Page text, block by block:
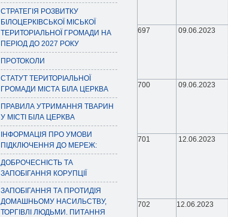
СТРАТЕГІЯ РОЗВИТКУ
БІЛОЦЕРКІВСЬКОЇ МІСЬКОЇ
ТЕРИТОРІАЛЬНОЇ ГРОМАДИ НА
ПЕРІОД ДО 2027 РОКУ
ПРОТОКОЛИ
СТАТУТ ТЕРИТОРІАЛЬНОЇ
ГРОМАДИ МІСТА БІЛА ЦЕРКВА
ПРАВИЛА УТРИМАННЯ ТВАРИН
У МІСТІ БІЛА ЦЕРКВА
ІНФОРМАЦІЯ ПРО УМОВИ
ПІДКЛЮЧЕННЯ ДО МЕРЕЖ:
ДОБРОЧЕСНІСТЬ ТА
ЗАПОБІГАННЯ КОРУПЦІЇ
ЗАПОБІГАННЯ ТА ПРОТИДІЯ
ДОМАШНЬОМУ НАСИЛЬСТВУ,
ТОРГІВЛІ ЛЮДЬМИ. ПИТАННЯ
697 09.06.2023
700 09.06.2023
701 12.06.2023
702 12.06.2023